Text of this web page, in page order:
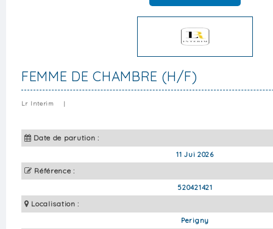
FEMME DE CHAMBRE (H/F)
Lr Interim |
Date de parution :
11 Jui 2026
Référence :
520421421
Localisation :
Perigny